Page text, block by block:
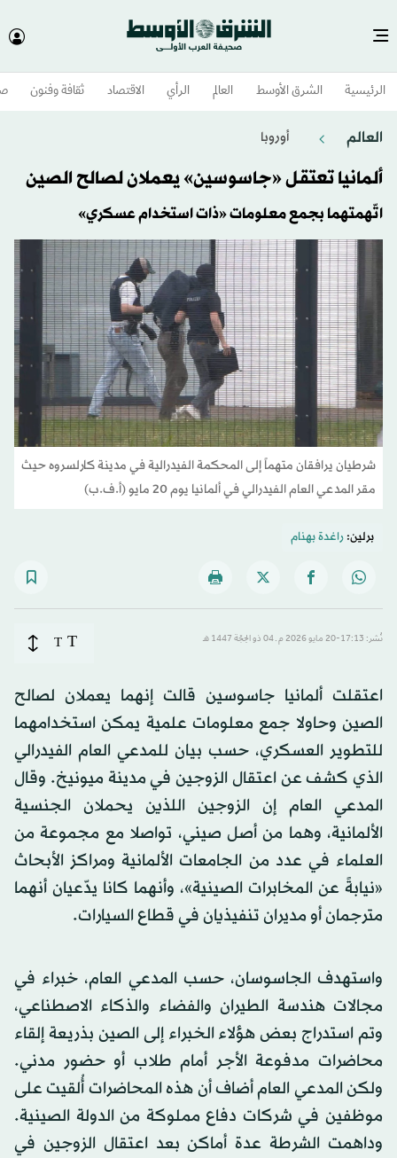
الرئيسية الشرق الأوسط​ العالم الرأي الاقتصاد ثقافة وفنون
العالم أوروبا
ألمانيا تعتقل «جاسوسين» يعملان لصالح الصين
اتّهمتهما بجمع معلومات «ذات استخدام عسكري»
شرطيان يرافقان متهماً إلى المحكمة الفيدرالية في مدينة كارلسروه حيث
مقر المدعي العام الفيدرالي في ألمانيا يوم 20 مايو (أ.ف.ب)
برلين:راغدة بهنام
نُشر: 17:13-20 مايو 2026 م ـ 04 ذو الحِجّة 1447 هـ T
T
اعتقلت ألمانيا جاسوسين قالت إنهما يعملان لصالح
الصين وحاولا جمع معلومات علمية يمكن استخدامهما
للتطوير العسكري، حسب بيان للمدعي العام الفيدرالي
الذي كشف عن اعتقال الزوجين في مدينة ميونيخ. وقال
المدعي العام إن الزوجين اللذين يحملان الجنسية
الألمانية، وهما من أصل صيني، تواصلا مع مجموعة من
العلماء في عدد من الجامعات الألمانية ومراكز الأبحاث
«نيابةً عن المخابرات الصينية»، وأنهما كانا يدّعيان أنهما
مترجمان أو مديران تنفيذيان في قطاع السيارات.
واستهدف الجاسوسان، حسب المدعي العام، خبراء في
مجالات هندسة الطيران والفضاء والذكاء الاصطناعي،
وتم استدراج بعض هؤلاء الخبراء إلى الصين بذريعة إلقاء
محاضرات مدفوعة الأجر أمام طلاب أو حضور مدني.
ولكن المدعي العام أضاف أن هذه المحاضرات أُلقيت على
موظفين في شركات دفاع مملوكة من الدولة الصينية.
وداهمت الشرطة عدة أماكن بعد اعتقال الزوجين في